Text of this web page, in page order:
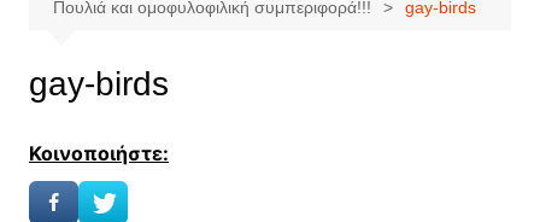
Πουλιά και ομοφυλοφιλική συμπεριφορά!!!
gay-birds
gay-birds
Κοινοποιήστε: